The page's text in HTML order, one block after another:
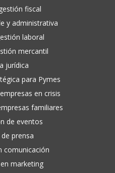
fiscal
y administrativa
laboral
mercantil
jurídica
para Pymes
en crisis
familiares
de eventos
prensa
comunicación
marketing